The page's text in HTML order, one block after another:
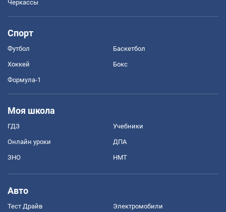
Черкассы
Спорт
Футбол Баскетбол
Хоккей Бокс
Формула-1
Моя школа
ГДЗ Учебники
Онлайн уроки ДПА
ЗНО НМТ
Авто
Тест Драйв Электромобили